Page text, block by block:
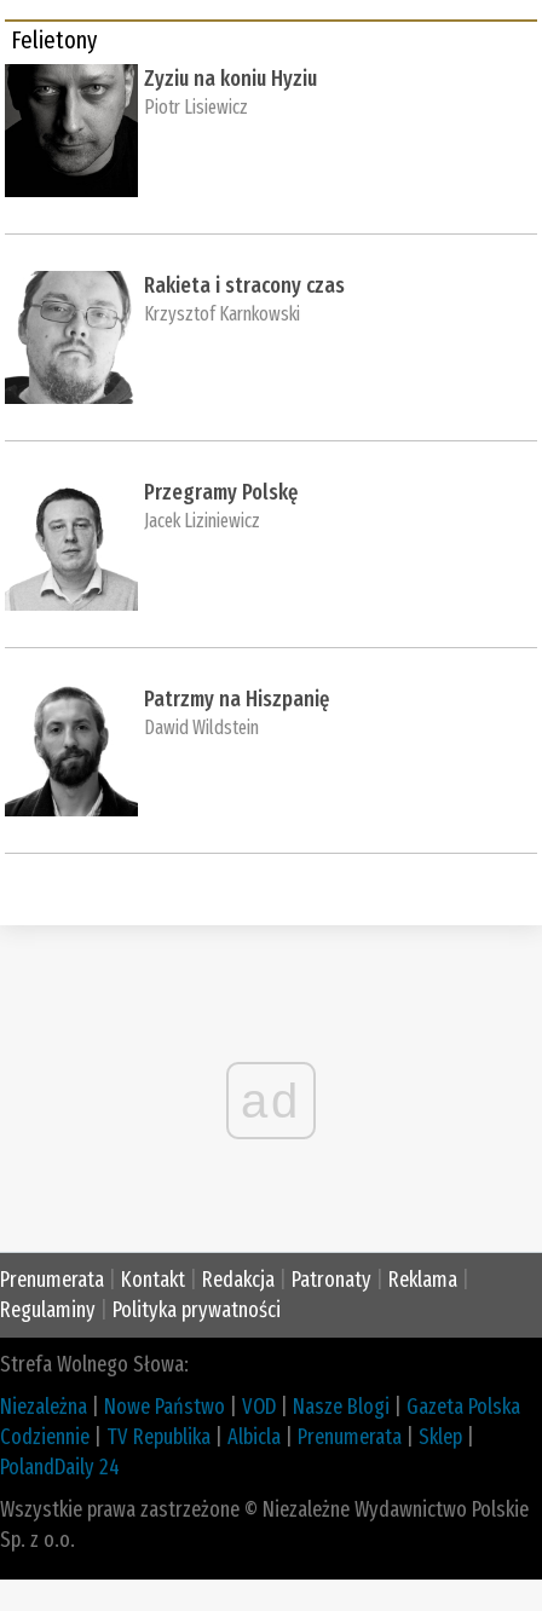
Felietony
Zyziu na koniu Hyziu
Piotr Lisiewicz
Rakieta i stracony czas
Krzysztof Karnkowski
Przegramy Polskę
Jacek Liziniewicz
Patrzmy na Hiszpanię
Dawid Wildstein
ad
Prenumerata Kontakt Redakcja Patronaty Reklama
Regulaminy
Polityka prywatności
Strefa Wolnego Słowa:
Niezależna
Nowe Państwo VOD Nasze Blogi
Gazeta Polska
Codziennie
TV Republika Albicla Prenumerata Sklep
PolandDaily 24
Wszystkie prawa zastrzeżone © Niezależne Wydawnictwo Polskie
Sp. z o.o.